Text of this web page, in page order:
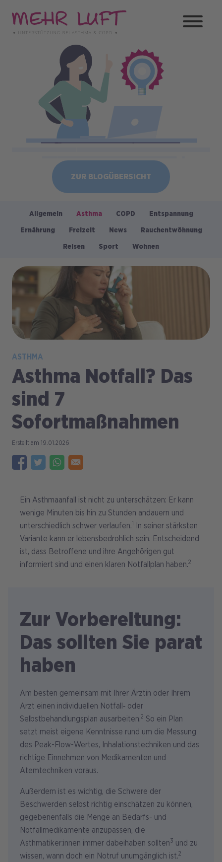
zum
Inhalt
ZUR BLOGÜBERSICHT
Kategorien
Allgemein Asthma COPD Entspannung
Ernährung Freizeit News Rauchentwöhnung
Reisen Sport Wohnen
Bild
ASTHMA
Asthma Notfall? Das
sind 7
Sofortmaßnahmen
19.01.2026
Ein Asthmaanfall ist nicht zu unterschätzen: Er kann
wenige Minuten bis hin zu Stunden andauern und
unterschiedlich schwer verlaufen.1
In seiner stärksten
Variante kann er lebensbedrohlich sein. Entscheidend
ist, dass Betroffene und ihre Angehörigen gut
informiert sind und einen klaren Notfallplan haben.2
Zur Vorbereitung:
Das sollten Sie parat
haben
Am besten gemeinsam mit Ihrer Ärztin oder Ihrem
Arzt einen individuellen Notfall‑ oder
Selbstbehandlungsplan ausarbeiten.2 So ein Plan
setzt meist eigene Kenntnisse rund um die Messung
des Peak-Flow-Wertes, Inhalationstechniken und das
richtige Einnehmen von Medikamenten und
Atemtechniken voraus.
Außerdem ist es wichtig, die Schwere der
Beschwerden selbst richtig einschätzen zu können,
gegebenenfalls die Menge an Bedarfs- und
Notfallmedikamente anzupassen, die
Asthmatiker:innen immer dabeihaben sollten3 und zu
wissen, wann doch ein Notruf unumgänglich ist.2